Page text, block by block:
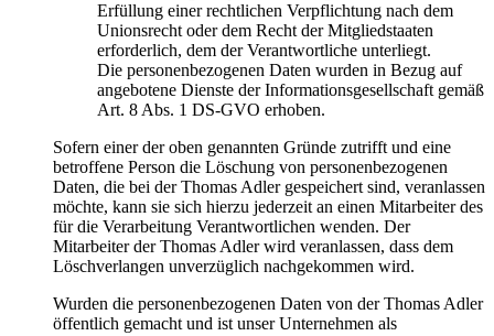
Erfüllung einer rechtlichen Verpflichtung nach dem
Unionsrecht oder dem Recht der Mitgliedstaaten
erforderlich, dem der Verantwortliche unterliegt.
Die personenbezogenen Daten wurden in Bezug auf
angebotene Dienste der Informationsgesellschaft gemäß
Art. 8 Abs. 1 DS-GVO erhoben.
Sofern einer der oben genannten Gründe zutrifft und eine
betroffene Person die Löschung von personenbezogenen
Daten, die bei der Thomas Adler gespeichert sind, veranlassen
möchte, kann sie sich hierzu jederzeit an einen Mitarbeiter des
für die Verarbeitung Verantwortlichen wenden. Der
Mitarbeiter der Thomas Adler wird veranlassen, dass dem
Löschverlangen unverzüglich nachgekommen wird.
Wurden die personenbezogenen Daten von der Thomas Adler
öffentlich gemacht und ist unser Unternehmen als